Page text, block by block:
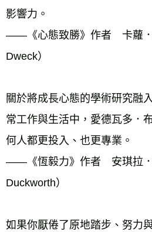
影響力。
——《心態致勝》作者　卡蘿
Dweck）
關於將成長心態的學術研究融
常工作與生活中，愛德瓦多．
何人都更投入、也更專業。
——《恆毅力》作者　安琪拉
Duckworth）
如果你厭倦了原地踏步、努力